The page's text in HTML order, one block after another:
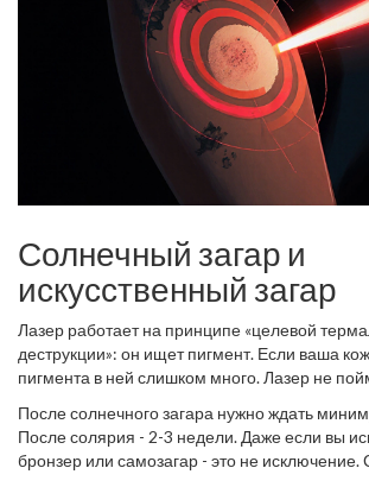
Солнечный загар и
искусственный загар
Лазер работает на принципе «целевой
деструкции»: он ищет пигмент. Если ваша
пигмента в ней слишком много. Лазер не
- ожоги, волдыри, пигментные пятна, которые
месяцы или даже годы.
После солнечного загара нужно ждать
После солярия - 2-3 недели. Даже если вы
бронзер или самозагар - это не исключение.